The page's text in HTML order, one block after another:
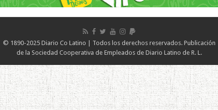
© 1890-2025 Diario Co Latino | Todos los derechos reservados. Publicación
de la Sociedad Cooperativa de Empleados de Diario Latino de R. L.